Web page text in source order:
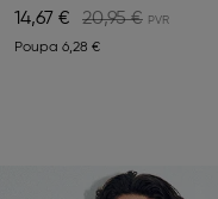
14,67 €
20,95 €
Poupa 6,28 €